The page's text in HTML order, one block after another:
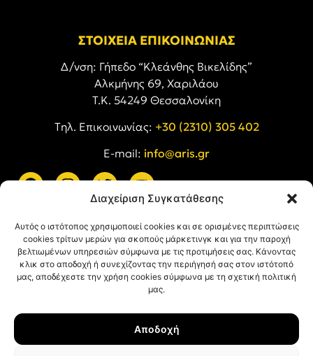
Διαχείριση Συγκατάθεσης
Αυτός ο ιστότοπος χρησιμοποιεί cookies και σε ορισμένες περιπτώσεις
cookies τρίτων μερών για σκοπούς μάρκετινγκ και για την παροχή
βελτιωμένων υπηρεσιών σύμφωνα με τις προτιμήσεις σας. Κάνοντας
κλικ στο αποδοχή ή συνεχίζοντας την περιήγησή σας στον ιστότοπό
μας, αποδέχεστε την χρήση cookies σύμφωνα με τη σχετική πολιτική
μας.
Αποδοχή
ΣΤΟΙΧΕΙΑ ΕΠΙΚΟΙΝΩΝΙΑΣ
Δ/νση: Γήπεδο “Κλεάνθης Βικελίδης”
Αλκμήνης 69, Χαριλάου
Τ.Κ. 54249 Θεσσαλονίκη
Tηλ. Επικοινωνίας: +30 (2310) 305 402
E-mail: info@aris.gr
Όροι Χρήσης